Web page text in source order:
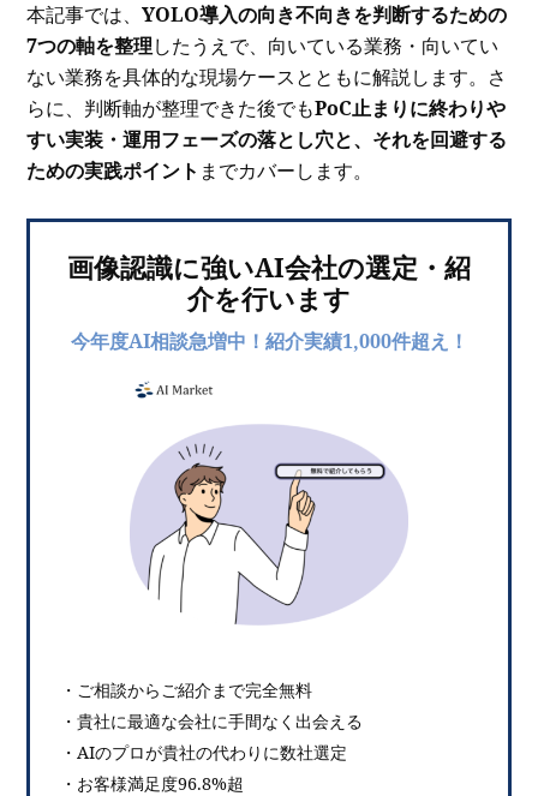
本記事では、YOLO導入の向き不向きを判断するための
7つの軸を整理したうえで、向いている業務・向いてい
ない業務を具体的な現場ケースとともに解説します。さ
らに、判断軸が整理できた後でもPoC止まりに終わりや
すい実装・運用フェーズの落とし穴と、それを回避する
ための実践ポイント までカバーします。
画像認識に強いAI会社の選定・紹
介を行います
今年度AI相談急増中！紹介実績1,000件超え！
・ご相談からご紹介まで完全無料
・貴社に最適な会社に手間なく出会える
・AIのプロが貴社の代わりに数社選定
・お客様満足度96.8%超